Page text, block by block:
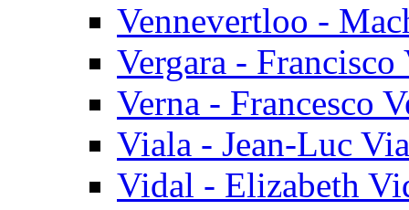
Vennevertloo -
Vergara - Francisco
Verna - Francesco
Viala - Jean-Luc
Vidal - Elizabeth